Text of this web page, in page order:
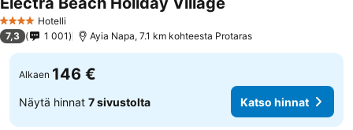
4 Tähtiluokitus
Hotelli
7,3 1 001 Ayia Napa, 7.1 km kohteesta Protaras
Alkaen 146 €
Näytä hinnat 7 sivustolta Katso hinnat